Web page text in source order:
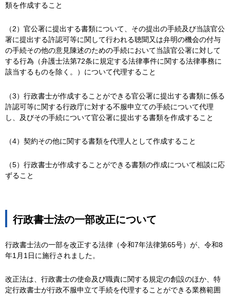
類を作成すること
（2）官公署に提出する書類について、その提出の手続及び当該官公
署に提出する許認可等に関して行われる聴聞又は弁明の機会の付与
の手続その他の意見陳述のための手続において当該官公署に対して
する行為（弁護士法第72条に規定する法律事件に関する法律事務に
該当するものを除く。）について代理すること
（3）行政書士が作成することができる官公署に提出する書類に係る
許認可等に関する行政庁に対する不服申立ての手続について代理
し、及びその手続について官公署に提出する書類を作成すること
（4）契約その他に関する書類を代理人として作成すること
（5）行政書士が作成することができる書類の作成について相談に応
ずること
行政書士法の一部改正について
行政書士法の一部を改正する法律（令和7年法律第65号）が、令和8
年1月1日に施行されました。
改正法は、行政書士の使命及び職責に関する規定の創設のほか、特
定行政書士が行政不服申立て手続を代理することができる業務範囲